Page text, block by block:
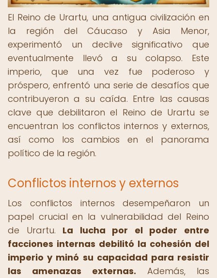
El Reino de Urartu, una antigua civilización en
la región del Cáucaso y Asia Menor,
experimentó un declive significativo que
eventualmente llevó a su colapso. Este
imperio, que una vez fue poderoso y
próspero, enfrentó una serie de desafíos que
contribuyeron a su caída. Entre las causas
clave que debilitaron el Reino de Urartu se
encuentran los conflictos internos y externos,
así como los cambios en el panorama
político de la región.
Conflictos internos y externos
Los conflictos internos desempeñaron un
papel crucial en la vulnerabilidad del Reino
de Urartu. La lucha por el poder entre
facciones internas debilitó la cohesión del
imperio y minó su capacidad para resistir
las amenazas externas. Además, las